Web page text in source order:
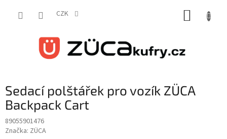
CZK
Sedací polštářek pro vozík ZÜCA
Backpack Cart
89055901476
Značka: ZÜCA